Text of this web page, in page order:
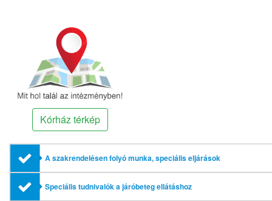
Kórház térkép
A szakrendelésen folyó munka, speciális eljárások
Speciális tudnivalók a járóbeteg ellátáshoz